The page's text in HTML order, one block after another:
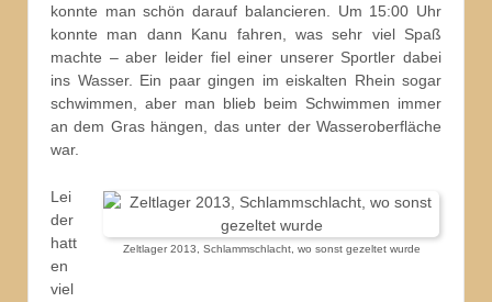
konnte man schön darauf balancieren. Um 15:00 Uhr
konnte man dann Kanu fahren, was sehr viel Spaß
machte – aber leider fiel einer unserer Sportler dabei
ins Wasser. Ein paar gingen im eiskalten Rhein sogar
schwimmen, aber man blieb beim Schwimmen immer
an dem Gras hängen, das unter der Wasseroberfläche
war.
Zeltlager 2013, Schlammschlacht, wo sonst gezeltet wurde
Lei
der
hatt
en
viel